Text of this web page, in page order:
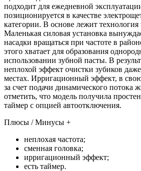
подходит для ежедневной
позиционируется в качестве
категории. В основе лежит технология
Маленькая силовая установка
насадки вращаться при частоте в
этого хватает для образования
использовании зубной пасты. В
неплохой эффект очистки зубиков
местах. Ирригационный эффект, в свою
за счет подачи динамического потока
отметить, что модель получила
таймер с опцией автоотключения.
Плюсы / Минусы +
неплохая частота;
сменная головка;
ирригационный эффект;
есть таймер.